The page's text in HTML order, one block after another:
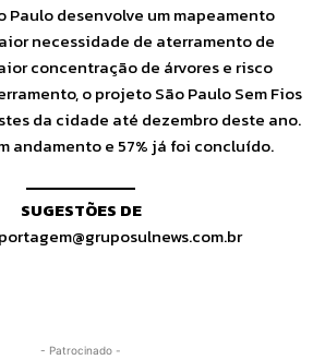
Paulo desenvolve um mapeamento
necessidade de aterramento de
concentração de árvores e risco
o projeto São Paulo Sem Fios
da cidade até dezembro deste ano.
andamento e 57% já foi concluído.
SUGESTÕES DE
- Patrocinado -